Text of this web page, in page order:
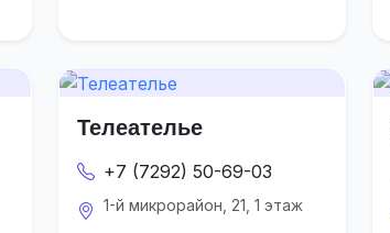
Телеателье
+7 (7292) 50-69-03
1-й микрорайон, 21, 1 этаж